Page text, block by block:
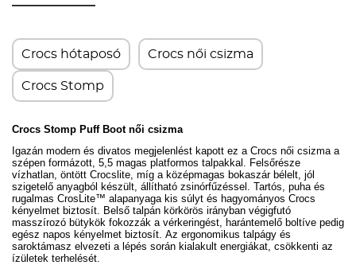
Crocs hótaposó Crocs női csizma
Crocs Stomp
Crocs Stomp Puff Boot női csizma
Igazán modern és divatos megjelenlést kapott ez a Crocs női csizma a
szépen formázott, 5,5 magas platformos talpakkal. Felsőrésze
vízhatlan, öntött Crocslite, míg a középmagas bokaszár bélelt, jól
szigetelő anyagból készült, állítható zsinórfűzéssel. Tartós, puha és
rugalmas CrosLite™ alapanyaga kis súlyt és hagyományos Crocs
kényelmet biztosít. Belső talpán körkörös irányban végigfutó
masszírozó bütykök fokozzák a vérkeringést, harántemelő boltíve pedig
egész napos kényelmet biztosít. Az ergonomikus talpágy és
saroktámasz elvezeti a lépés során kialakult energiákat, csökkenti az
ízületek terhelését.